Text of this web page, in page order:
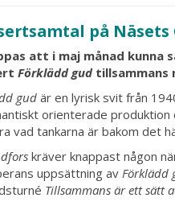
på
att i maj månad
Förklädd gud tillsammans
gudär en lyrisk svit från
orienterade produktion
vad tankarna är bakom det
kräver knappast någon
uppsättning av Förklädd
Tillsammans är ett sätt